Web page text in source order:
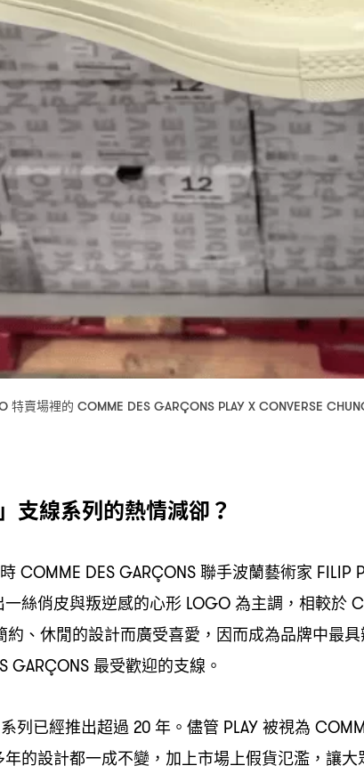
特賣場裡的 COMME DES GARÇONS PLAY X CONVERSE
支線系列的熱情減卻 ？
COMME DES GARÇONS聯手波蘭藝術家 FILIP
絲俏皮與叛逆感的心形 LOGO為主調 ， 相較於
約、休閒的設計而廣受喜愛 ， 因而成為品牌中最
GARÇONS 最受歡迎的支線。
系列已經推出超過20 年。儘管 PLAY被視為
年的設計都一成不變 ， 加上市場上假貨氾濫 ， 讓大